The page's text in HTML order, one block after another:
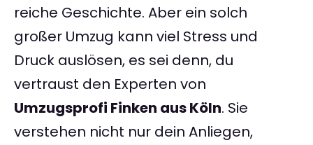
reiche Geschichte. Aber ein solch
großer Umzug kann viel Stress und
Druck auslösen, es sei denn, du
vertraust den Experten von
Umzugsprofi Finken aus Köln. Sie
verstehen nicht nur dein Anliegen,